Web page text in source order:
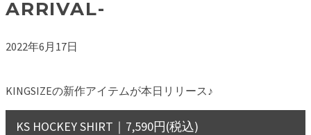
ARRIVAL-
2022年6月17日
KINGSIZEの新作アイテムが本日リリース♪
KS HOCKEY SHIRT｜7,590円(税込)